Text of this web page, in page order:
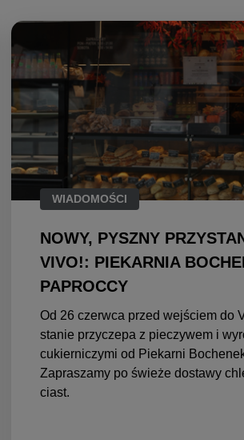
WIADOMOŚCI
NOWY, PYSZNY
VIVO!: PIEKARNIA
PAPROCCY
Od 26 czerwca przed wejściem do
stanie przyczepa z pieczywem i
cukierniczymi od Piekarni
Zapraszamy po świeże dostawy
ciast.